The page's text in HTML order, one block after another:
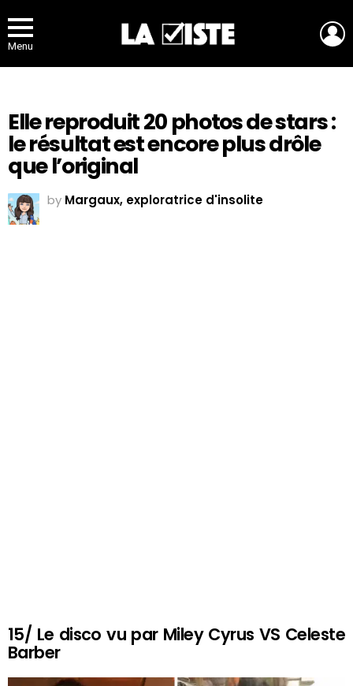
Menu
Elle reproduit 20 photos de stars :
le résultat est encore plus drôle
que l’original
by Margaux, exploratrice d'insolite
15/ Le disco vu par Miley Cyrus VS Celeste
Barber